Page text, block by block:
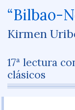
“Bilbao-
Kirmen
17ª lectura
clásicos